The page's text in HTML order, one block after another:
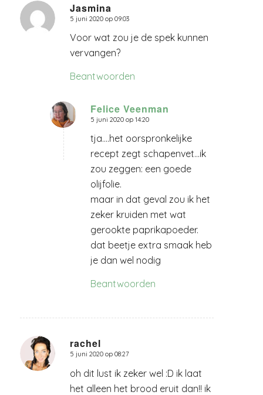
Jasmina
zegt:
5 juni 2020 op 09:03
Voor wat zou je de spek kunnen
vervangen?
Beantwoorden
Felice Veenman
zegt:
5 juni 2020 op 14:20
tja….het oorspronkelijke
recept zegt schapenvet…ik
zou zeggen: een goede
olijfolie.
maar in dat geval zou ik het
zeker kruiden met wat
gerookte paprikapoeder.
dat beetje extra smaak heb
je dan wel nodig
Beantwoorden
rachel
zegt:
5 juni 2020 op 08:27
oh dit lust ik zeker wel :D ik laat
het alleen het brood eruit dan!! ik